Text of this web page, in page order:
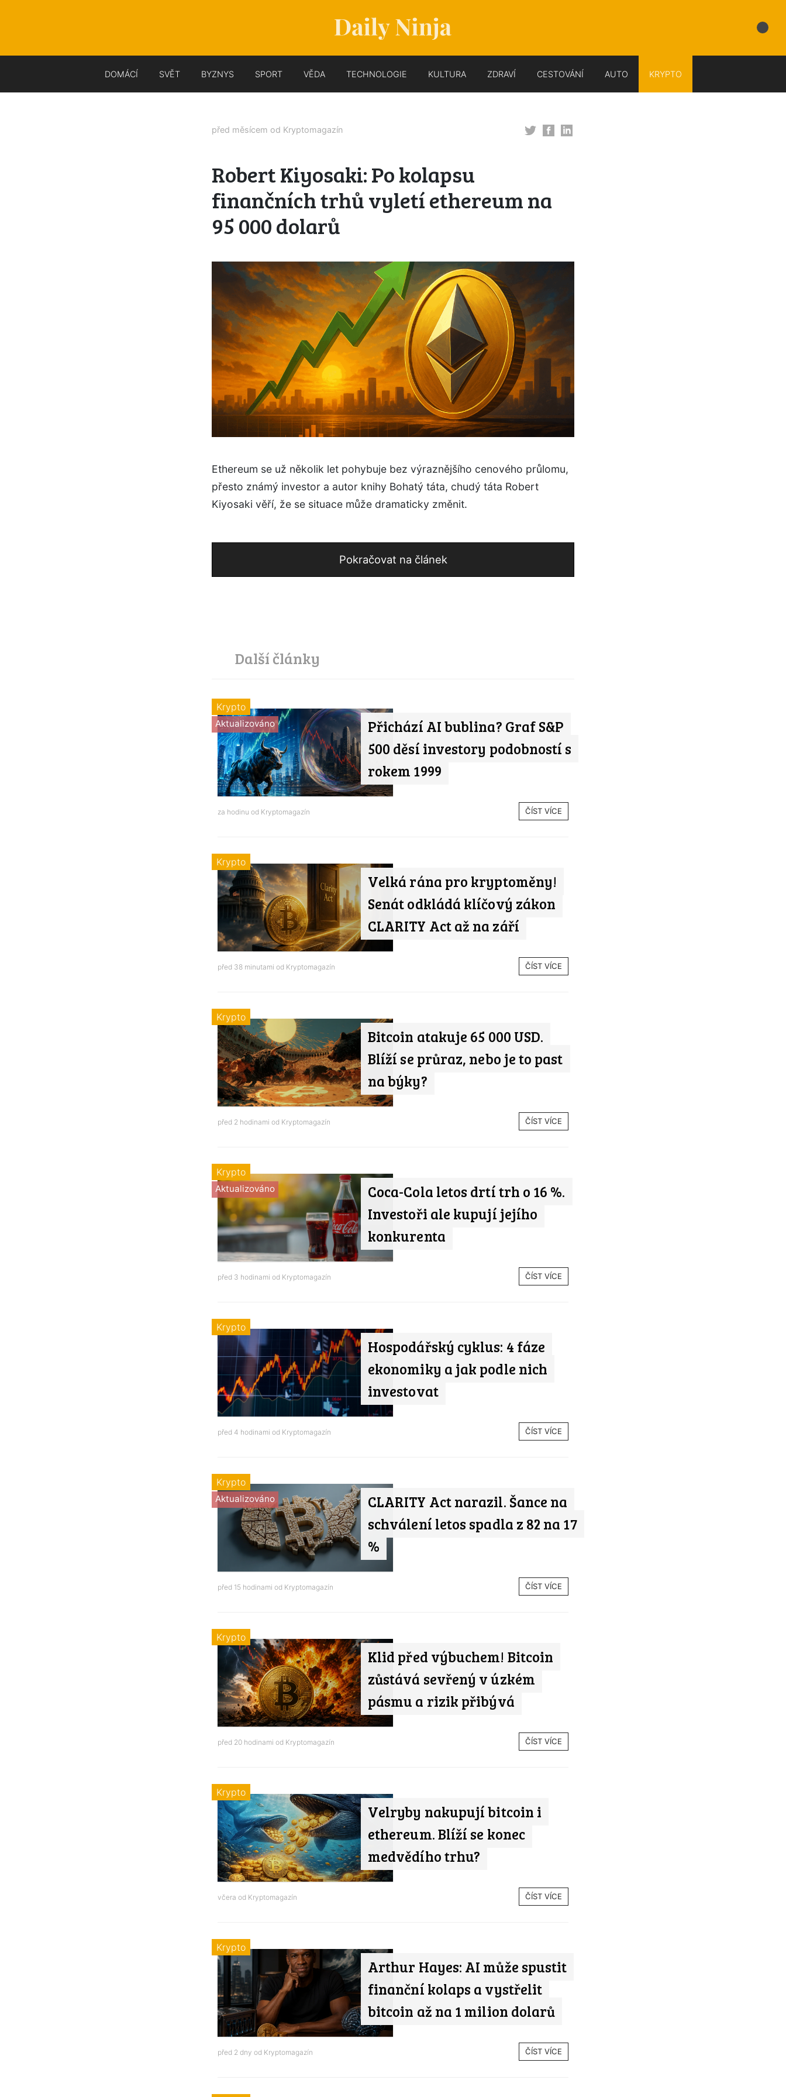
DOMÁCÍ SVĚT BYZNYS SPORT VĚDA TECHNOLOGIE KULTURA ZDRAVÍ CESTOVÁNÍ AUTO KRYPTO
před měsícem od Kryptomagazín
Robert Kiyosaki: Po kolapsu
finančních trhů vyletí ethereum na
95 000 dolarů
Ethereum se už několik let pohybuje bez výraznějšího cenového průlomu,
přesto známý investor a autor knihy Bohatý táta, chudý táta Robert
Kiyosaki věří, že se situace může dramaticky změnit.
Pokračovat na článek
Další články
Přichází AI bublina? Graf S&P
500 děsí investory podobností s
rokem 1999
Aktualizováno
Krypto
za hodinu od Kryptomagazín ČÍST VÍCE
Velká rána pro kryptoměny!
Senát odkládá klíčový zákon
CLARITY Act až na září
Krypto
před 38 minutami od Kryptomagazín ČÍST VÍCE
Bitcoin atakuje 65 000 USD.
Blíží se průraz, nebo je to past
na býky?
Krypto
před 2 hodinami od Kryptomagazín ČÍST VÍCE
Coca-Cola letos drtí trh o 16 %.
Investoři ale kupují jejího
konkurenta
Aktualizováno
Krypto
před 3 hodinami od Kryptomagazín ČÍST VÍCE
Hospodářský cyklus: 4 fáze
ekonomiky a jak podle nich
investovat
Krypto
před 4 hodinami od Kryptomagazín ČÍST VÍCE
CLARITY Act narazil. Šance na
schválení letos spadla z 82 na 17
%
Aktualizováno
Krypto
před 15 hodinami od Kryptomagazín ČÍST VÍCE
Klid před výbuchem! Bitcoin
zůstává sevřený v úzkém
pásmu a rizik přibývá
Krypto
před 20 hodinami od Kryptomagazín ČÍST VÍCE
Velryby nakupují bitcoin i
ethereum. Blíží se konec
medvědího trhu?
Krypto
včera od Kryptomagazín ČÍST VÍCE
Arthur Hayes: AI může spustit
finanční kolaps a vystřelit
bitcoin až na 1 milion dolarů
Krypto
před 2 dny od Kryptomagazín ČÍST VÍCE